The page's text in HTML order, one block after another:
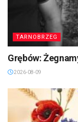
TARNOBRZEG
Grębów:
2026-08-09